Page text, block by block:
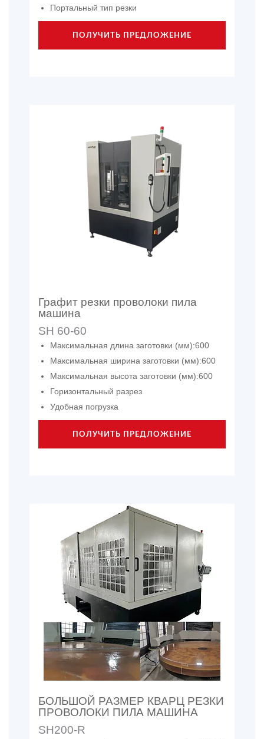
Портальный тип резки
ПОЛУЧИТЬ ПРЕДЛОЖЕНИЕ
Графит резки проволоки пила
машина
SH 60-60
Максимальная длина заготовки (мм):600
Максимальная ширина заготовки (мм):600
Максимальная высота заготовки (мм):600
Горизонтальный разрез
Удобная погрузка
ПОЛУЧИТЬ ПРЕДЛОЖЕНИЕ
БОЛЬШОЙ РАЗМЕР КВАРЦ РЕЗКИ
ПРОВОЛОКИ ПИЛА МАШИНА
SH200-R